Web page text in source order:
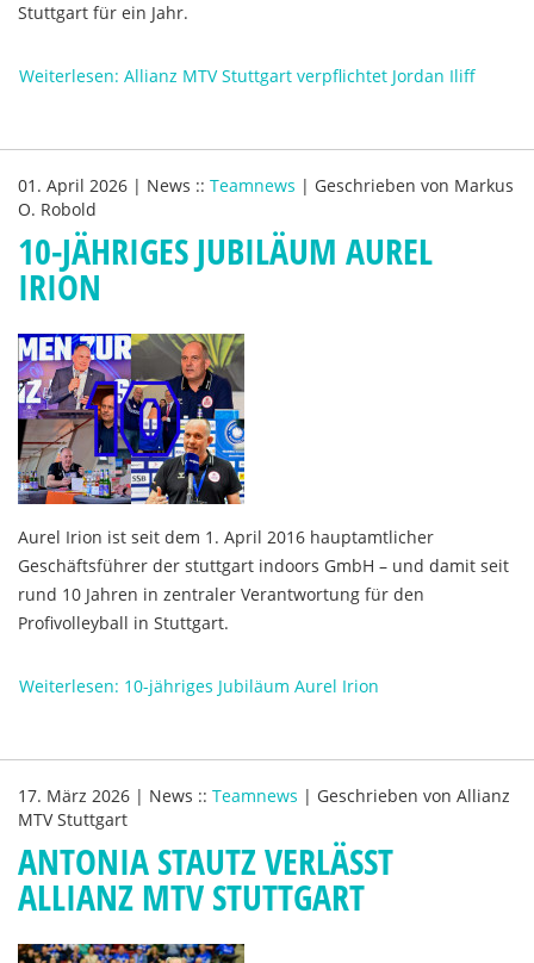
Stuttgart für ein Jahr.
Weiterlesen: Allianz MTV Stuttgart verpflichtet Jordan Iliff
01. April 2026 | News :: Teamnews | Geschrieben von Markus
O. Robold
10-JÄHRIGES JUBILÄUM AUREL
IRION
Aurel Irion ist seit dem 1. April 2016 hauptamtlicher
Geschäftsführer der stuttgart indoors GmbH – und damit seit
rund 10 Jahren in zentraler Verantwortung für den
Profivolleyball in Stuttgart.
Weiterlesen: 10-jähriges Jubiläum Aurel Irion
17. März 2026 | News :: Teamnews | Geschrieben von Allianz
MTV Stuttgart
ANTONIA STAUTZ VERLÄSST
ALLIANZ MTV STUTTGART